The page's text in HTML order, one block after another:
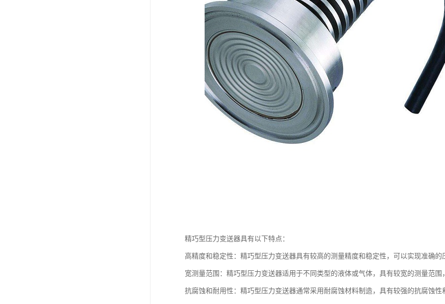
精巧型压力变送器具有以下特点：
高精度和稳定性：精巧型压力变送器具有较高的测量精度和稳定性，可以实现准确
宽测量范围：精巧型压力变送器适用于不同类型的液体或气体，具有较宽的测量范
抗腐蚀和耐用性：精巧型压力变送器通常采用耐腐蚀材料制造，具有较强的抗腐蚀